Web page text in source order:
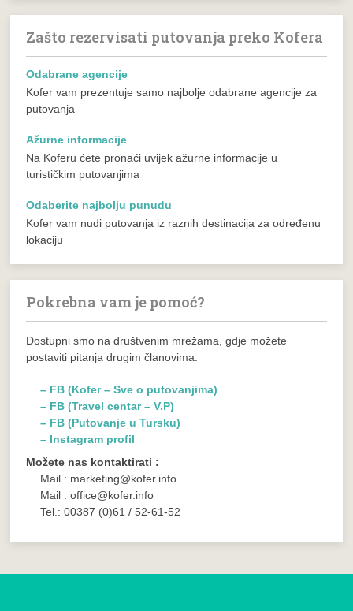
Zašto rezervisati putovanja preko Kofera
Odabrane agencije
Kofer vam prezentuje samo najbolje odabrane agencije za
putovanja
Ažurne informacije
Na Koferu ćete pronaći uvijek ažurne informacije u
turističkim putovanjima
Odaberite najbolju punudu
Kofer vam nudi putovanja iz raznih destinacija za određenu
lokaciju
Pokrebna vam je pomoć?
Dostupni smo na društvenim mrežama, gdje možete
postaviti pitanja drugim članovima.
– FB (Kofer – Sve o putovanjima)
– FB (Travel centar – V.P)
– FB (Putovanje u Tursku)
– Instagram profil
Možete nas kontaktirati :
Mail : marketing@kofer.info
Mail : office@kofer.info
Tel.: 00387 (0)61 / 52-61-52